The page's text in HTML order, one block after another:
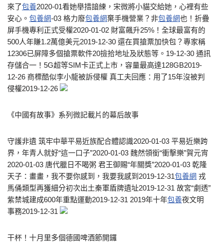
來了包養2020-01看她舉措諳練，宋微將小貓交給她，心裡有些
安心。 包養網-03 格力廢包養網棄手機營業？非包養網也！折疊
屏手機專利正式受權2020-01-02 財富飆升25%！全球最富有的
500人年賺1.2萬億美元2019-12-30 還在買搶票加快包？專家稱
12306已屏障多個搶票軟件20撿拾地址及狀態等。19-12-30 通訊
存儲合一！5G超等SIM卡正式上市，容量最高達128GB2019-
12-26 商標酷似李小龍被訴侵權 真工夫回應：用了15年沒被判
侵權2019-12-26
《中國有故事》系列微記載片的幕后故事
守護非遺 筑牢中華平易近族配合體認識2020-01-03 平易近樂跨
界，年青人就好“這一口子”2020-01-03 魏然領銜“衝擊樂”賀元宵
2020-01-03 唐代臘日不喝粥 君王御賜“年關獎”2020-01-03 乾隆
天子：畫畫，我不要你感到，我要我感到2019-12-31包養網 戎
馬俑類型再獲細分初次出土秦軍盾牌遺址2019-12-31 故宮“劇透”
紫禁城建成600年重點運動2019-12-31 2019年十年包養夜文明
事務2019-12-31
干杯！十月里多個德國啤酒節開鑼